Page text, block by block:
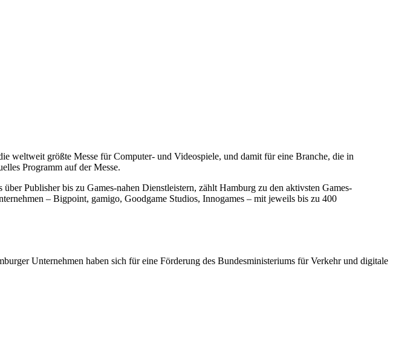
weltweit größte Messe für Computer- und Videospiele, und damit für eine Branche, die in
Programm auf der Messe.
Publisher bis zu Games-nahen Dienstleistern, zählt Hamburg zu den aktivsten Games-
– Bigpoint, gamigo, Goodgame Studios, Innogames – mit jeweils bis zu 400
Unternehmen haben sich für eine Förderung des Bundesministeriums für Verkehr und digitale